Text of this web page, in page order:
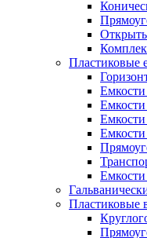
Пластиковые
Пластиковые